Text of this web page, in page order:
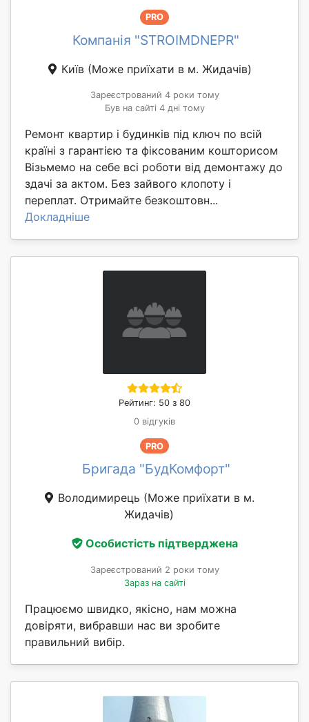
PRO
Компанія "STROIMDNEPR"
Київ (Може приїхати в м. Жидачів)
Зареєстрований 4 роки тому
Був на сайті 4 дні тому
Ремонт квартир і будинків під ключ по всій
країні з гарантією та фіксованим кошторисом
Візьмемо на себе всі роботи від демонтажу до
здачі за актом. Без зайвого клопоту і
переплат. Отримайте безкоштовн...
Докладніше
Рейтинг: 50 з 80
0 відгуків
PRO
Бригада "БудКомфорт"
Володимирець (Може приїхати в м.
Жидачів)
Особистість підтверджена
Зареєстрований 2 роки тому
Зараз на сайті
Працюємо швидко, якісно, нам можна
довіряти, вибравши нас ви зробите
правильний вибір.